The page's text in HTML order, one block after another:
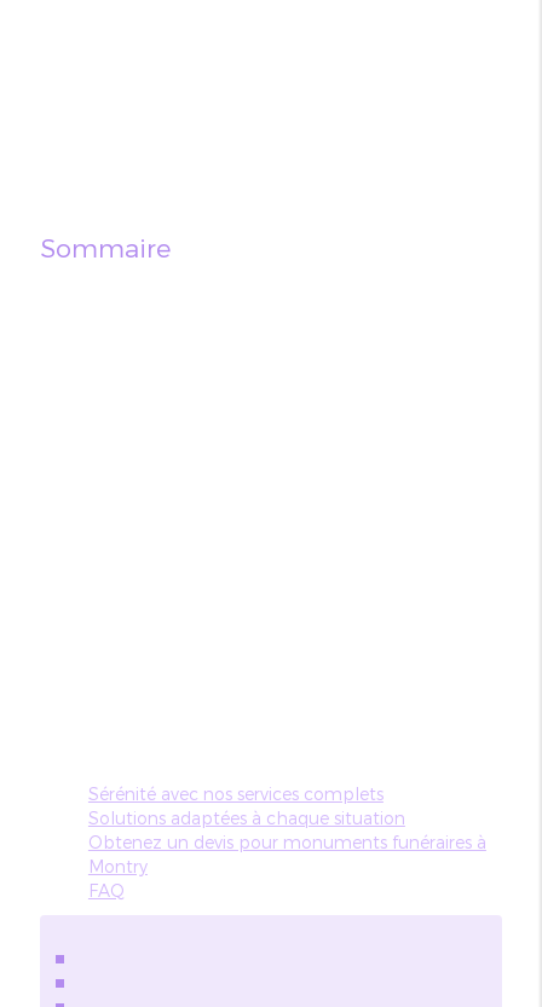
Sommaire
Sérénité avec nos services complets
Solutions adaptées à chaque situation
Obtenez un devis pour monuments funéraires à
Montry
FAQ